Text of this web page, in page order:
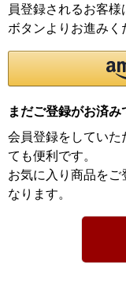
員登録されるお客様
ボタンよりお進みく
まだご登録がお済み
会員登録をしていた
ても便利です。
お気に入り商品をご
なります。